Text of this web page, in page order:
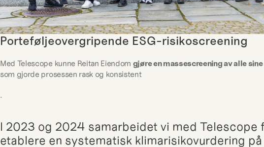
Porteføljeovergripende ESG-risikoscreening
Med Telescope kunne Reitan Eiendom gjøre en massescreening av alle
som gjorde prosessen rask og konsistent
.
I 2023 og 2024 samarbeidet vi med Telescope
etablere en systematisk klimarisikovurdering på